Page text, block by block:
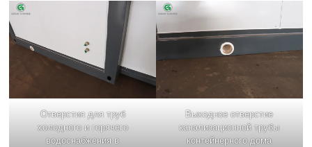
Отверстия для труб
холодного и горячего
водоснабжения в
Выходное отверстие
канализационной трубы
контейнерного дома